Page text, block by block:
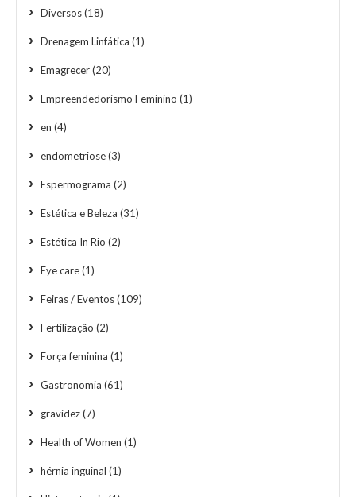
Diversos(18)
Drenagem Linfática (1)
Emagrecer(20)
Empreendedorismo Feminino (1)
en (4)
endometriose(3)
Espermograma (2)
Estética e Beleza (31)
Estética In Rio (2)
Eye care(1)
Feiras / Eventos(109)
Fertilização (2)
Força feminina (1)
Gastronomia (61)
gravidez(7)
Health of Women (1)
hérnia inguinal (1)